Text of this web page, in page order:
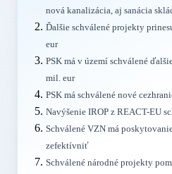
nová kanalizácia, aj sanácia
Ďalšie schválené projekty
eur
PSK má v území schválené
mil. eur
PSK má schválené nové
Navýšenie IROP z REACT-EU
Schválené VZN má
zefektívniť
Schválené národné projekty